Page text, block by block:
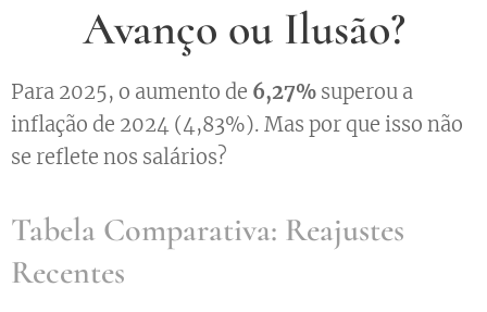
Avanço ou Ilusão?
Para 2025, o aumento de 6,27% superou a
inflação de 2024 (4,83%). Mas por que isso não
se reflete nos salários?
Tabela Comparativa: Reajustes
Recentes